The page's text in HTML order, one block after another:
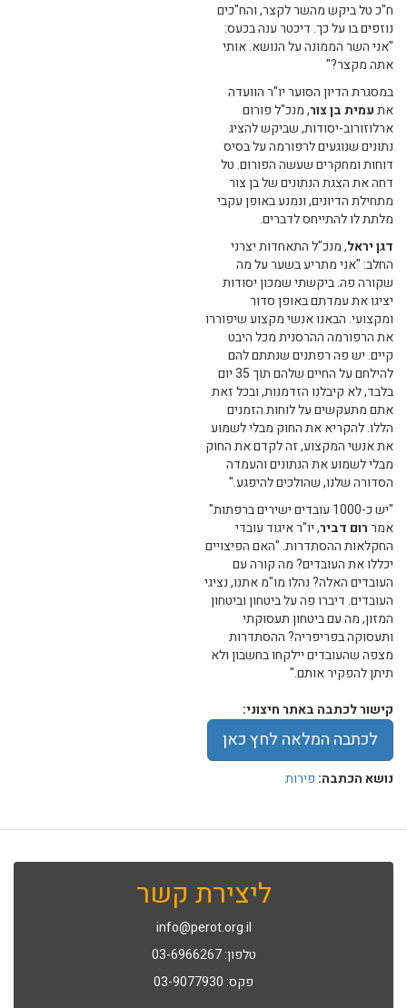
ח"כ טל ביקש מהשר לקצר, והח"כים
נוזפים בו על כך. דיכטר ענה בכעס:
"אני השר הממונה על הנושא. אותי
אתה מקצר?"
במסגרת הדיון הסוער יו"ר הוועדה
אתעמית בן צור, מנכ"ל פורום
ארלוזורוב-יסודות, שביקש להציג
נתונים שנוגעים לרפורמה על בסיס
דוחות ומחקרים שעשה הפורום. טל
דחה את הצגת הנתונים של בן צור
מתחילת הדיונים, ונמנע באופן עקבי
מלתת לו להתייחס לדברים.
דגן יראל, מנכ"ל התאחדות יצרני
החלב: "אני מתריע בשער על מה
שקורה פה. ביקשתי שמכון יסודות
יציגו את עמדתם באופן סדור
ומקצועי. הבאנו אנשי מקצוע שיפוררו
את הרפורמה ההרסנית מכל היבט
קיים. יש פה רפתנים שנתתם להם
להילחם על החיים שלהם תוך 35 יום
בלבד, לא קיבלנו הזדמנות, ובכל זאת
אתם מתעקשים על לוחות הזמנים
הללו. להקריא את החוק מבלי לשמוע
את אנשי המקצוע, זה לקדם את החוק
מבלי לשמוע את הנתונים והעמדה
הסדורה שלנו, שהולכים להיפגע."
"יש כ-1000 עובדים ישירים ברפתות"
אמררום דביר, יו"ר איגוד עובדי
החקלאות ההסתדרות. "האם הפיצויים
יכללו את העובדים? מה קורה עם
העובדים האלה? נהלו מו"מ אתנו, נציגי
העובדים. דיברו פה על ביטחון וביטחון
המזון, מה עם ביטחון תעסוקתי
ותעסוקה בפריפריה? ההסתדרות
מצפה שהעובדים יילקחו בחשבון ולא
תיתן להפקיר אותם."
קישור לכתבה באתר חיצוני:
לכתבה המלאה לחץ כאן
נושא הכתבה: פירות
ליצירת קשר
info@perot.org.il
טלפון: 03-6966267
פקס: 03-9077930